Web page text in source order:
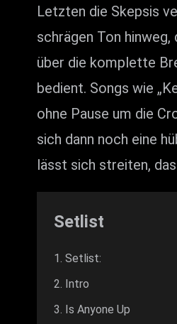
Letzten die Skepsis
schrägen Ton
über die komplette
bedient. Songs wie
ohne Pause um die
sich dann noch eine
lässt sich streiten,
Setlist
Setlist:
Intro
Is Anyone Up